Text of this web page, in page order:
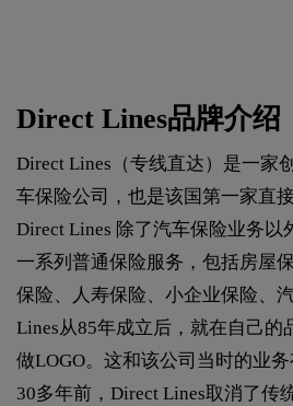
Direct Lines品牌介绍
Direct Lines（专线直达）是一家
车保险公司，也是该国第一家直
Direct Lines 除了汽车保险业务以
一系列普通保险服务，包括房屋
保险、人寿保险、小企业保险、
Lines从85年成立后，就在自己的
做LOGO。这和该公司当时的业务
30多年前，Direct Lines取消了传